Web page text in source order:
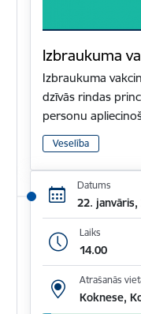
Izbraukuma
Izbraukuma
dzīvās rindas
personu
Veselība
Datums
22. janvāris,
Laiks
14.00
Atrašanās
Koknese,